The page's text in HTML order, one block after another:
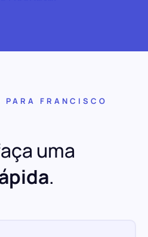
PARA FRANCISCO
uma
.